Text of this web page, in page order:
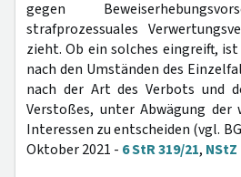
gegen
strafprozessuales
zieht. Ob ein solches eingreift,
nach den Umständen des
nach der Art des Verbots und
Verstoßes, unter Abwägung der
Interessen zu entscheiden (vgl.
Oktober 2021 - 6 StR 319/21, NStZ